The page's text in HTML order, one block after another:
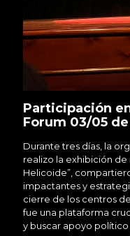
Participación
Forum 03/05
Durante tres días, la
realizo la exhibición de
Helicoide”,
impactantes y
cierre de los centros
fue una plataforma
y buscar apoyo político